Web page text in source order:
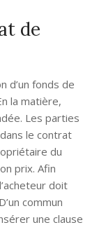
de
d’un fonds de
la matière,
Les parties
le contrat
du
prix. Afin
doit
commun
une clause